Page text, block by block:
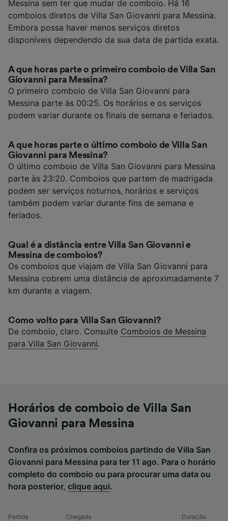
Messina sem ter que mudar de comboio. Há 16
comboios diretos de Villa San Giovanni para Messina.
Embora possa haver menos serviços diretos
disponíveis dependendo da sua data de partida exata.
A que horas parte o primeiro comboio de Villa San
Giovanni para Messina?
O primeiro comboio de Villa San Giovanni para
Messina parte às 00:25. Os horários e os serviços
podem variar durante os finais de semana e feriados.
A que horas parte o último comboio de Villa San
Giovanni para Messina?
O último comboio de Villa San Giovanni para Messina
parte às 23:20. Comboios que partem de madrigada
podem ser serviços noturnos, horários e serviços
também podem variar durante fins de semana e
feriados.
Qual é a distância entre Villa San Giovanni e
Messina de comboios?
Os comboios que viajam de Villa San Giovanni para
Messina cobrem uma distância de aproximadamente 7
km durante a viagem.
Como volto para Villa San Giovanni?
De comboio, claro. Consulte Comboios de Messina
para Villa San Giovanni.
Horários de comboio de Villa San
Giovanni para Messina
Confira os próximos comboios partindo de Villa San
Giovanni para Messina para ter 11 ago. Para o horário
completo do comboio ou para procurar uma data ou
hora posterior, clique aqui.
Partida Chegada Duração